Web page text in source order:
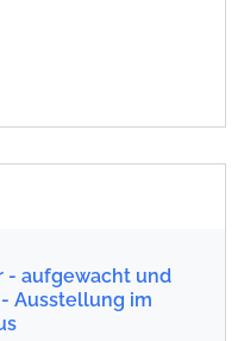
- aufgewacht und
Ausstellung im